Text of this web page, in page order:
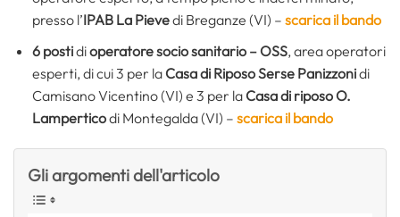
presso l’IPAB La Pievedi Breganze (VI) – scarica il bando
6 postidioperatore socio sanitario – OSS, area operatori
esperti, di cui 3 per la Casa di Riposo Serse Panizzonidi
Camisano Vicentino (VI) e 3 per la Casa di riposo O.
Lamperticodi Montegalda (VI) – scarica il bando
Gli argomenti dell'articolo